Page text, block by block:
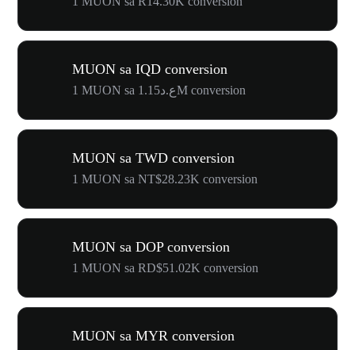
MUON sa IQD conversion
1 MUON sa ع.د1.15M conversion
MUON sa TWD conversion
1 MUON sa NT$28.23K conversion
MUON sa DOP conversion
1 MUON sa RD$51.02K conversion
MUON sa MYR conversion